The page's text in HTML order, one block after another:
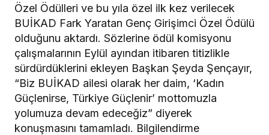
Özel Ödülleri ve bu yıla özel ilk kez verilecek
BUİKAD Fark Yaratan Genç Girişimci Özel Ödülü
olduğunu aktardı. Sözlerine ödül komisyonu
çalışmalarının Eylül ayından itibaren titizlikle
sürdürdüklerini ekleyen Başkan Şeyda Şençayır,
“Biz BUİKAD ailesi olarak her daim, ‘Kadın
Güçlenirse, Türkiye Güçlenir’ mottomuzla
yolumuza devam edeceğiz” diyerek
konuşmasını tamamladı. Bilgilendirme